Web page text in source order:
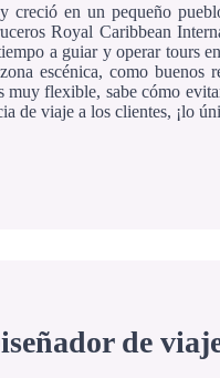
creció en un pequeño
Royal Caribbean
a guiar y operar tours
escénica, como buenos
muy flexible, sabe cómo
de viaje a los clientes, ¡lo
de